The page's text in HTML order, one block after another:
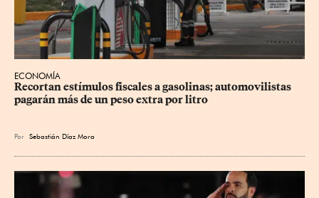
ECONOMÍA
Recortan estímulos fiscales a gasolinas; automovilistas
pagarán más de un peso extra por litro
Por Sebastián Díaz Mora